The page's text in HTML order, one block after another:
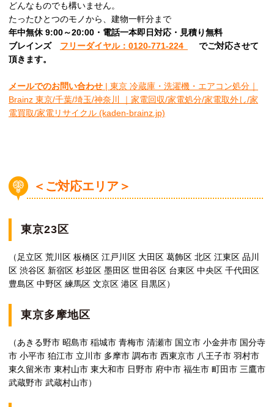
どんなものでも構いません。
たったひとつのモノから、建物一軒分まで
年中無休 9:00～20:00・電話一本即日対応・見積り無料
ブレインズ フリーダイヤル：0120-771-224
でご対応させて
頂きます。
メールでのお問い合わせ | 東京 冷蔵庫・洗濯機・エアコン処分｜
Brainz 東京/千葉/埼玉/神奈川 ｜家電回収/家電処分/家電取外し/家
電買取/家電リサイクル (kaden-brainz.jp)
＜ご対応エリア＞
東京23区
（足立区 荒川区 板橋区 江戸川区 大田区 葛飾区 北区 江東区 品川
区 渋谷区 新宿区 杉並区 墨田区 世田谷区 台東区 中央区 千代田区
豊島区 中野区 練馬区 文京区 港区 目黒区）
東京多摩地区
（あきる野市 昭島市 稲城市 青梅市 清瀬市 国立市 小金井市 国分寺
市 小平市 狛江市 立川市 多摩市 調布市 西東京市 八王子市 羽村市
東久留米市 東村山市 東大和市 日野市 府中市 福生市 町田市 三鷹市
武蔵野市 武蔵村山市）